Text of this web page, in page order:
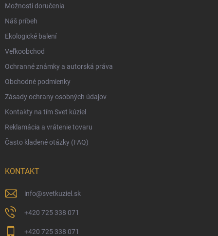
Darčekový radca 🎁
Moja objednávka
Reklamácia a vrátenie tovaru
Vernostný program
Veľkoobchod
Ekologické balenie objednávok
Obchodné podmienky
Zásady ochrany osobných údajov
Možnosti doručenia
Náš príbeh
Ekologické balení
Veľkoobchod
Ochranné známky a autorská práva
Obchodné podmienky
Zásady ochrany osobných údajov
Kontakty na tím Svet kúziel
Reklamácia a vrátenie tovaru
Často kladené otázky (FAQ)
KONTAKT
info@svetkuziel.sk
+420 725 338 071
+420 725 338 071